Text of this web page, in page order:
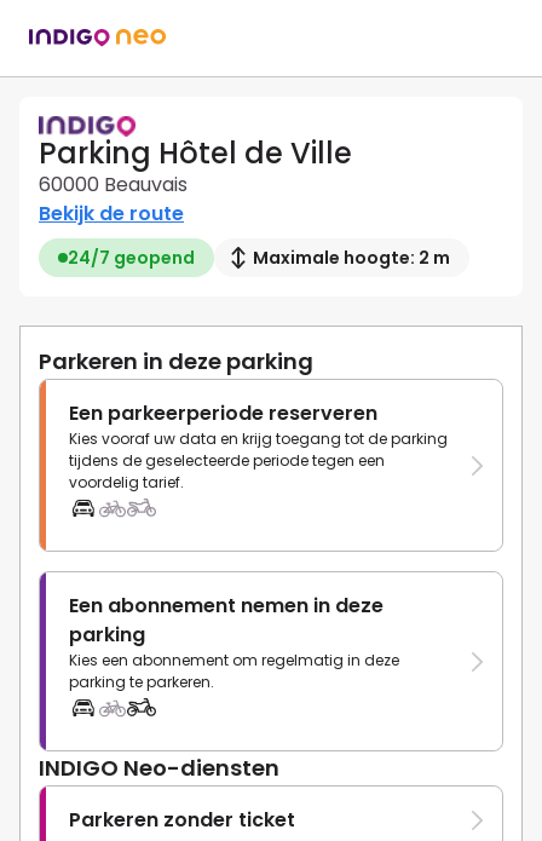
Parking Hôtel de Ville
60000 Beauvais
Bekijk de route
24/7 geopend Maximale hoogte: 2 m
Parkeren in deze parking
Een parkeerperiode reserveren
Kies vooraf uw data en krijg toegang tot de parking
tijdens de geselecteerde periode tegen een
voordelig tarief.
Een abonnement nemen in deze
parking
Kies een abonnement om regelmatig in deze
parking te parkeren.
INDIGO Neo-diensten
Parkeren zonder ticket